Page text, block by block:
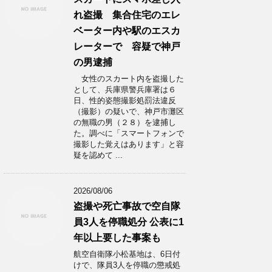
れ盗撮 集合住宅のエレ
ベーター内や駅のエスカ
レーターで 容疑で神戸
の男逮捕
女性のスカート内を盗撮した
として、兵庫県警兵庫署は６
日、性的姿態撮影処罰法違反
（撮影）の疑いで、神戸市灘区
の無職の男（２８）を逮捕し
た。調べに「スマートフォンで
撮影した覚えはあります」と容
疑を認めて ...
2026/08/06
盗撮や死亡事故で空自隊
員3人を停職処分 公表に1
年以上要した事案も
航空自衛隊小松基地は、6日付
けで、隊員3人を停職の懲戒処